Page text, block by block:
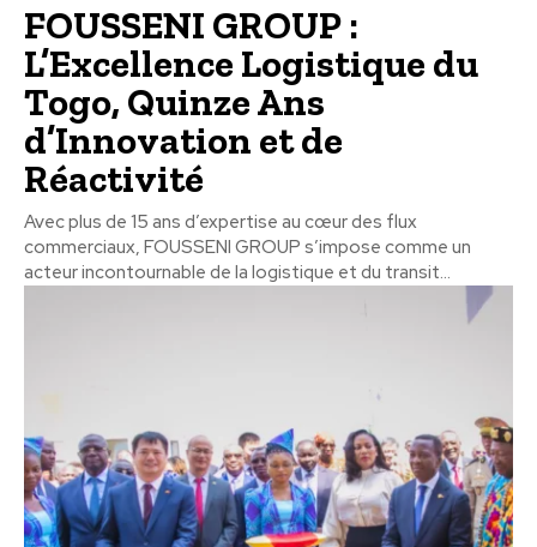
FOUSSENI GROUP :
L’Excellence Logistique du
Togo, Quinze Ans
d’Innovation et de
Réactivité
Avec plus de 15 ans d’expertise au cœur des flux
commerciaux, FOUSSENI GROUP s’impose comme un
acteur incontournable de la logistique et du transit...